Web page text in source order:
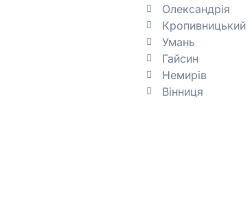
Олександрія
Кропивницький
Умань
Гайсин
Немирів
Вінниця